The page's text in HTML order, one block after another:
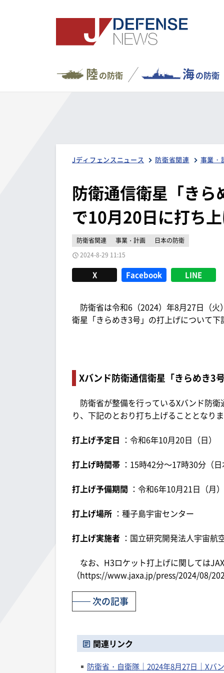
陸の防衛 海の防衛
Jディフェンスニュース 防衛省関連 事業・
防衛通信衛星「き
で10月20日に打ち
防衛省関連 事業・計画
日本の防衛
2024-8-29 11:15
X Facebook LINE
防衛省は令和6（2024）年8月27日（火
衛星「きらめき3号」の打上げについて下
Xバンド防衛通信衛星「きらめき3
防衛省が整備を行っているXバンド防
り、下記のとおり打ち上げることとなり
打上げ予定日 ：令和6年10月20日（日）
打上げ時間帯 ：15時42分～17時30分（日
打上げ予備期間 ：令和6年10月21日（月
打上げ場所 ：種子島宇宙センター
打上げ実施者 ：国立研究開発法人宇宙航
なお、H3ロケット打上げに関しては
（https://www.jaxa.jp/press/2024/08/
次の記事
関連リンク
防衛省・自衛隊｜2024年8月27日｜Xバ